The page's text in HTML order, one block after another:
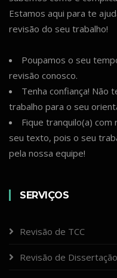
Estamos aqui para te
revisão do seu trabalho!
Poupamos o seu
revisão conosco.
Tenha confiança! Não
trabalho para o seu
Fique tranquilo(a) com
seu texto, pois o seu
pela nossa equipe!
SERVIÇOS
Revisão de TCC
Revisão de Dissertação